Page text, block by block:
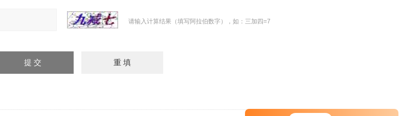
请输入计算结果（填写阿拉伯数字），如：三加四=7